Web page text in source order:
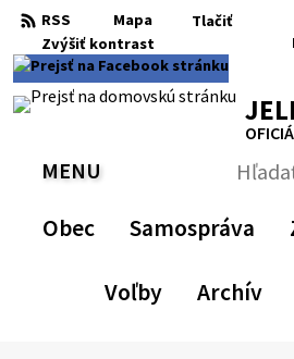
Preskočiť
obsah
RSS
RSS
Mapa
Mapa
Tlačiť
Zvýšiť kontrast
Zvýšiť
kontrast
Zmenšiť
veľkosť
Nastaviť
pôvodnú
veľkosť
písma
veľkosť
písma
PREPNÚŤ
MENU
Obec Samospráva
Voľby Archív
Hľadať: